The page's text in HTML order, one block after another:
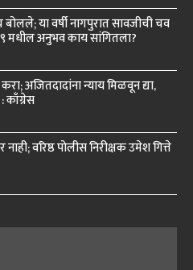
बोलले; या वर्षी नागपुरात सावजीची चव
मधील अनुभव काय सांगितला?
अजितदादांना न्याय मिळवून द्या,
काँग्रेस
वरिष्ठ पोलीस निरीक्षक उमेश गित्ते